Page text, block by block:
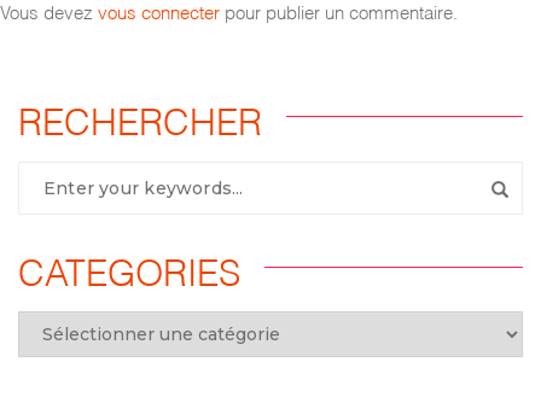
Vous devez vous connecter pour publier un commentaire.
RECHERCHER
CATEGORIES